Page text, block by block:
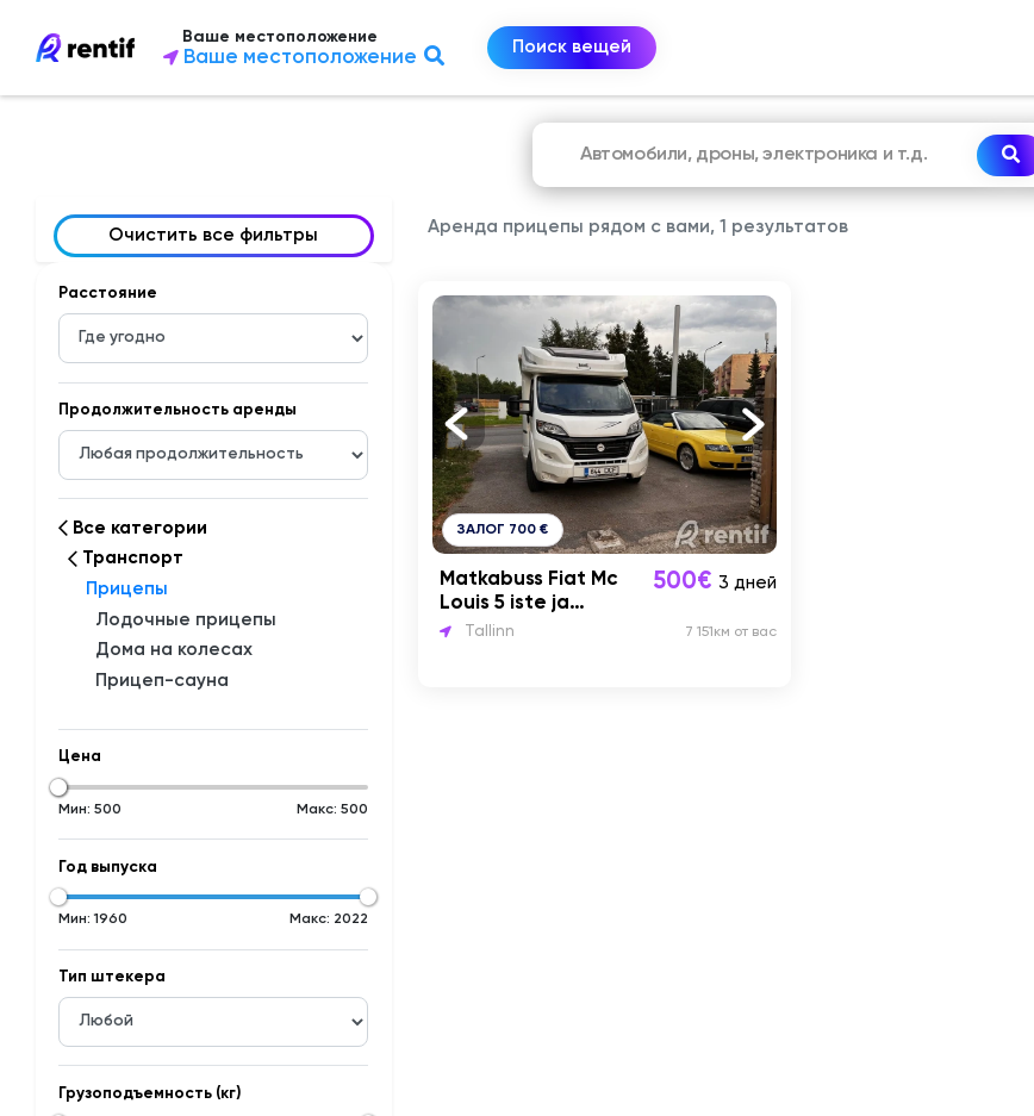
Ваше местоположение
Ваше местоположение
Поиск вещей
Очистить все фильтры
Расстояние
Продолжительность аренды
Все категории
Транспорт
Прицепы
Лодочные прицепы
Дома на колесах
Прицеп-сауна
Цена
Мин:500 Макс:500
Год выпуска
Мин:1960 Макс: 2022
Тип штекера
Грузоподъемность (кг)
Аренда прицепы рядом с вами, 1 результатов
ЗАЛОГ 700 €
Matkabuss Fiat Mc
Louis 5 iste ja
magamiskohta
500€ 3 дней
Tallinn 7 151км от вас